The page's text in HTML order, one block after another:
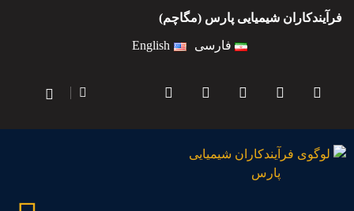
فرآیندکاران شیمیایی پارس (مگاچم)
فارسی English